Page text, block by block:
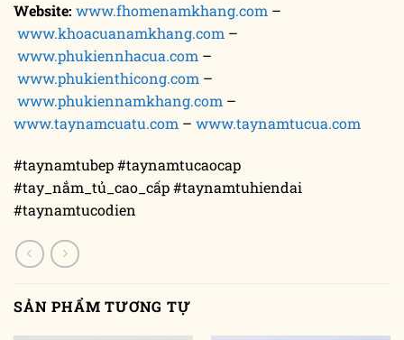
Website: www.fhomenamkhang.com –
www.khoacuanamkhang.com –
www.phukiennhacua.com –
www.phukienthicong.com –
www.phukiennamkhang.com –
www.taynamcuatu.com – www.taynamtucua.com
#taynamtubep #taynamtucaocap
#tay_nắm_tủ_cao_cấp #taynamtuhiendai
#taynamtucodien
SẢN PHẨM TƯƠNG TỰ